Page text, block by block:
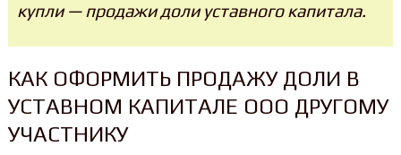
купли — продажи доли уставного капитала.
КАК ОФОРМИТЬ ПРОДАЖУ ДОЛИ В
УСТАВНОМ КАПИТАЛЕ ООО ДРУГОМУ
УЧАСТНИКУ